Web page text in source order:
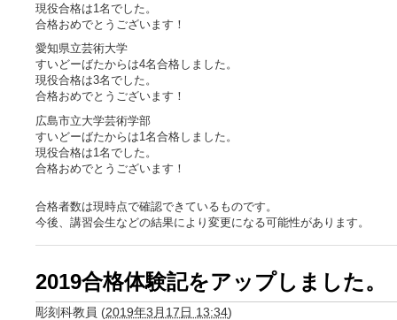
現役合格は1名でした。
合格おめでとうございます！
愛知県立芸術大学
すいどーばたからは4名合格しました。
現役合格は3名でした。
合格おめでとうございます！
広島市立大学芸術学部
すいどーばたからは1名合格しました。
現役合格は1名でした。
合格おめでとうございます！
合格者数は現時点で確認できているものです。
今後、講習会生などの結果により変更になる可能性があります。
2019合格体験記をアップしました。
彫刻科教員 (2019年3月17日 13:34)